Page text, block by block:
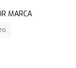
MARCA